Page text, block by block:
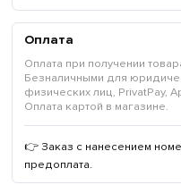
Оплата
Оплата при получении
Безналичными для
физических лиц, PrivatPay,
Оплата картой в магазине.
👉 Заказ с нанесением
предоплата.